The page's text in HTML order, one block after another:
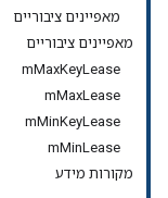
מאפיינים ציבוריים
מאפיינים ציבוריים
mMaxKeyLease
mMaxLease
mMinKeyLease
mMinLease
מקורות מידע